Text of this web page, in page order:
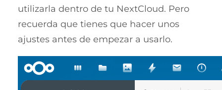
utilizarla dentro de tu NextCloud. Pero
recuerda que tienes que hacer unos
ajustes antes de empezar a usarlo.